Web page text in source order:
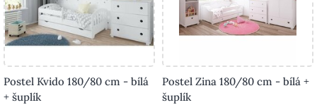
Postel Kvido 180/80 cm - bílá
+ šuplík
Postel Zina 180/80 cm - bílá +
šuplík